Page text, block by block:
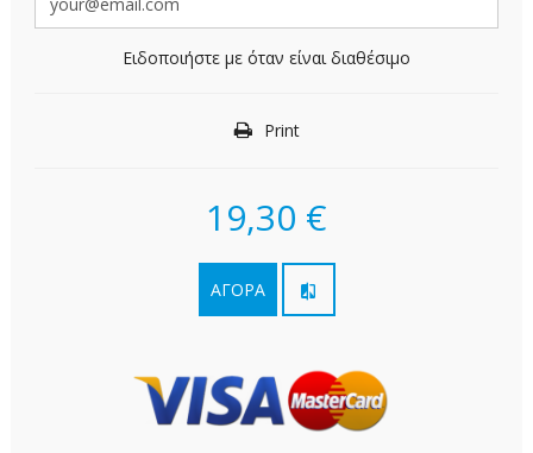
Ειδοποιήστε με όταν είναι διαθέσιμο
Print
19,30 €
ΑΓΟΡΆ